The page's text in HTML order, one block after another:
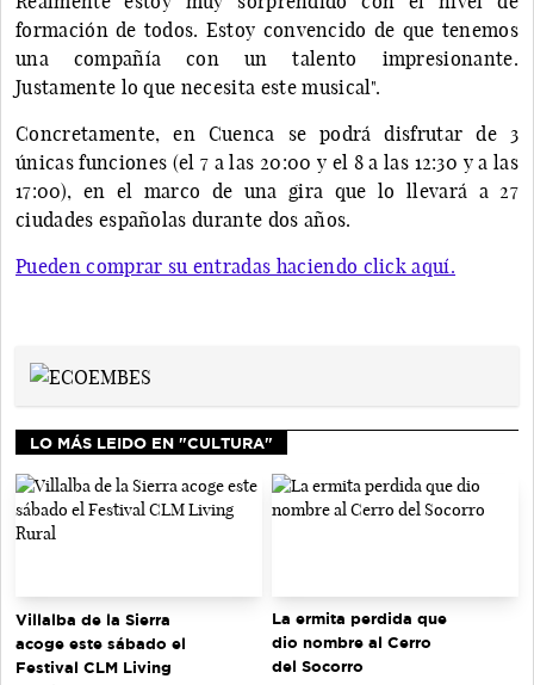
formación de todos. Estoy convencido de que tenemos
una compañía con un talento impresionante.
Justamente lo que necesita este musical".
Concretamente, en Cuenca se podrá disfrutar de 3
únicas funciones (el 7 a las 20:00 y el 8 a las 12:30 y a las
17:00), en el marco de una gira que lo llevará a 27
ciudades españolas durante dos años.
Pueden comprar su entradas haciendo click aquí.
LO MÁS LEIDO EN "CULTURA"
Villalba de la Sierra
acoge este sábado el
Festival CLM Living
La ermita perdida que
dio nombre al Cerro
del Socorro